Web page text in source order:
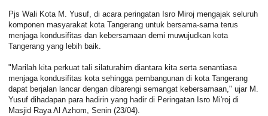
Pjs Wali Kota M. Yusuf, di acara peringatan Isro Miroj mengajak seluruh
komponen masyarakat kota Tangerang untuk bersama-sama terus
menjaga kondusifitas dan kebersamaan demi muwujudkan kota
Tangerang yang lebih baik.
"Marilah kita perkuat tali silaturahim diantara kita serta senantiasa
menjaga kondusifitas kota sehingga pembangunan di kota Tangerang
dapat berjalan lancar dengan dibarengi semangat kebersamaan," ujar M.
Yusuf dihadapan para hadirin yang hadir di Peringatan Isro Mi'roj di
Masjid Raya Al Azhom, Senin (23/04).